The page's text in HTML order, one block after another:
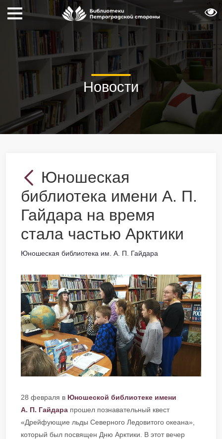
Новости
Юношеская
библиотека имени А. П.
Гайдара на время
стала частью Арктики
Юношеская библиотека им. А. П. Гайдара
28 февраля в Юношеской библиотеке имени
А. П. Гайдара прошел познавательный квест
«Дрейфующие льды Северного Ледовитого океана»,
который был посвящен Дню Арктики. В этот вечер